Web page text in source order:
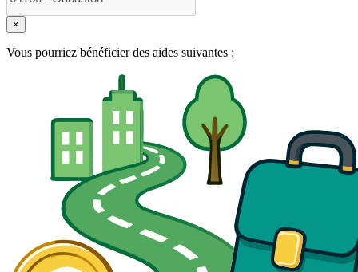
×
Vous pourriez bénéficier des aides suivantes :